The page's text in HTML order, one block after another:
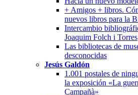
+ Amigos + libros.
nuevos libros para la
Intercambio
Joaquim Folch i Torres
Las bibliotecas de
desconocidas
Jesús Galdón
1.001 postales de
la exposición «La
Campañà»